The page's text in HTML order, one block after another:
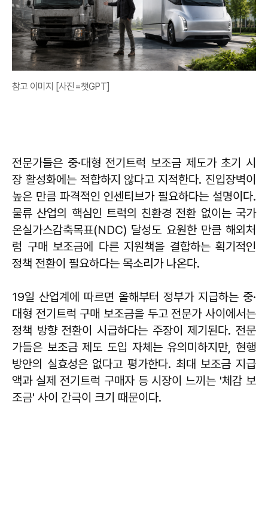
참고 이미지 [사진=챗GPT]
전문가들은 중·대형 전기트럭 보조금 제도가 초기 시
장 활성화에는 적합하지 않다고 지적한다. 진입장벽이
높은 만큼 파격적인 인센티브가 필요하다는 설명이다.
물류 산업의 핵심인 트럭의 친환경 전환 없이는 국가
온실가스감축목표(NDC) 달성도 요원한 만큼 해외처
럼 구매 보조금에 다른 지원책을 결합하는 획기적인
정책 전환이 필요하다는 목소리가 나온다.
19일 산업계에 따르면 올해부터 정부가 지급하는 중·
대형 전기트럭 구매 보조금을 두고 전문가 사이에서는
정책 방향 전환이 시급하다는 주장이 제기된다. 전문
가들은 보조금 제도 도입 자체는 유의미하지만, 현행
방안의 실효성은 없다고 평가한다. 최대 보조금 지급
액과 실제 전기트럭 구매자 등 시장이 느끼는 '체감 보
조금' 사이 간극이 크기 때문이다.